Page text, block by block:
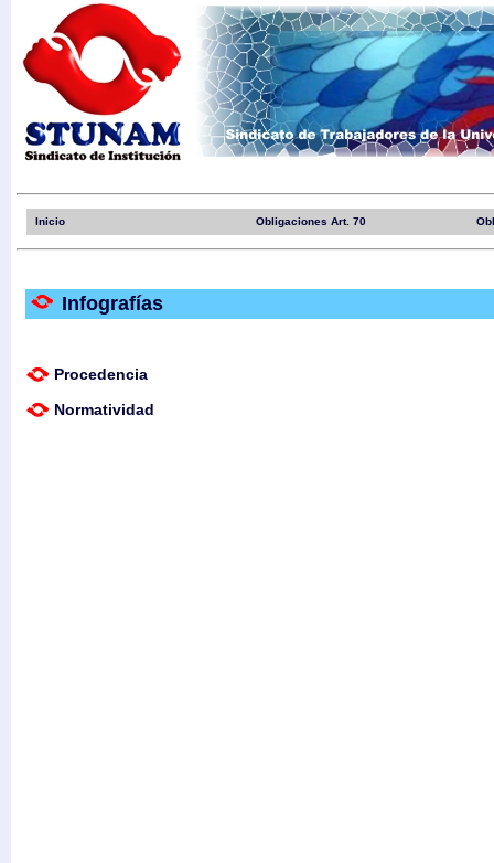
Inicio Obligaciones Art. 70
Infografías
Procedencia
Normatividad